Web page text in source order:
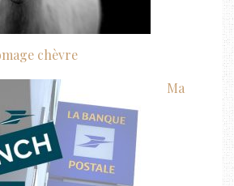
chèvre
Ma